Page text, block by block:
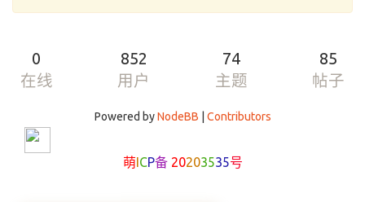
0
在线
852
用户
74
主题
85
帖子
Powered byNodeBB Contributors
萌ICP备 20203535号